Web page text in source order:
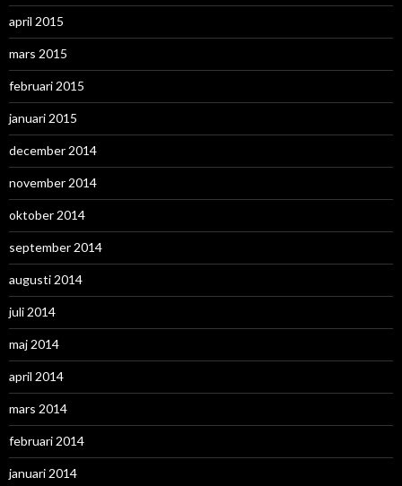
april 2015
mars 2015
februari 2015
januari 2015
december 2014
november 2014
oktober 2014
september 2014
augusti 2014
juli 2014
maj 2014
april 2014
mars 2014
februari 2014
januari 2014